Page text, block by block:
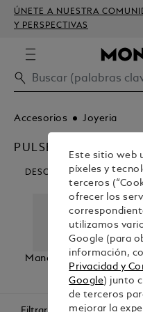
ÚNETE A NUESTRA
Y PERSPECTIVAS
Accesorios Joyeria
PULSERAS
DESCUBRE NUESTRAS
Mancuernillas
Este sitio web
píxeles y
terceros
ofrecer los
utilizamos
Google (para
información,
Privacidad y
Google) junto
de terceros
mejorar la